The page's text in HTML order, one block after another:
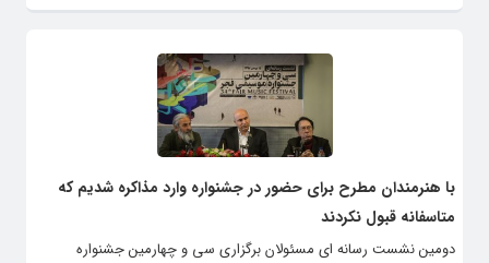
با هنرمندان مطرح برای حضور در جشنواره وارد مذاکره شدیم که
متاسفانه قبول نکردند
دومین نشست رسانه ای مسئولان برگزاری سی و چهارمین جشنواره